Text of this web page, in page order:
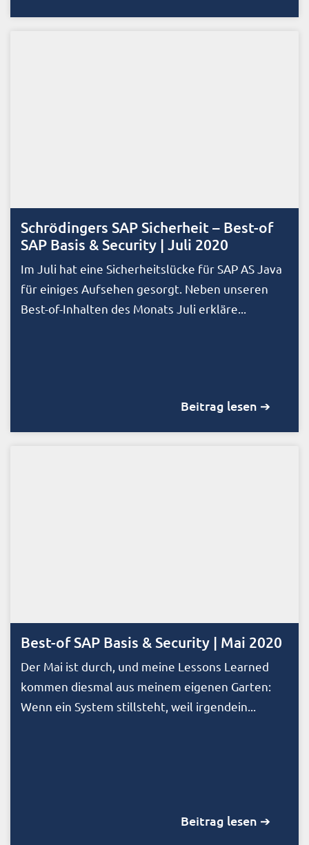
Schrödingers SAP Sicherheit – Best-of
SAP Basis & Security | Juli 2020
Im Juli hat eine Sicherheitslücke für SAP AS Java
für einiges Aufsehen gesorgt. Neben unseren
Best-of-Inhalten des Monats Juli erkläre...
Beitrag lesen ➔
Best-of SAP Basis & Security | Mai 2020
Der Mai ist durch, und meine Lessons Learned
kommen diesmal aus meinem eigenen Garten:
Wenn ein System stillsteht, weil irgendein...
Beitrag lesen ➔